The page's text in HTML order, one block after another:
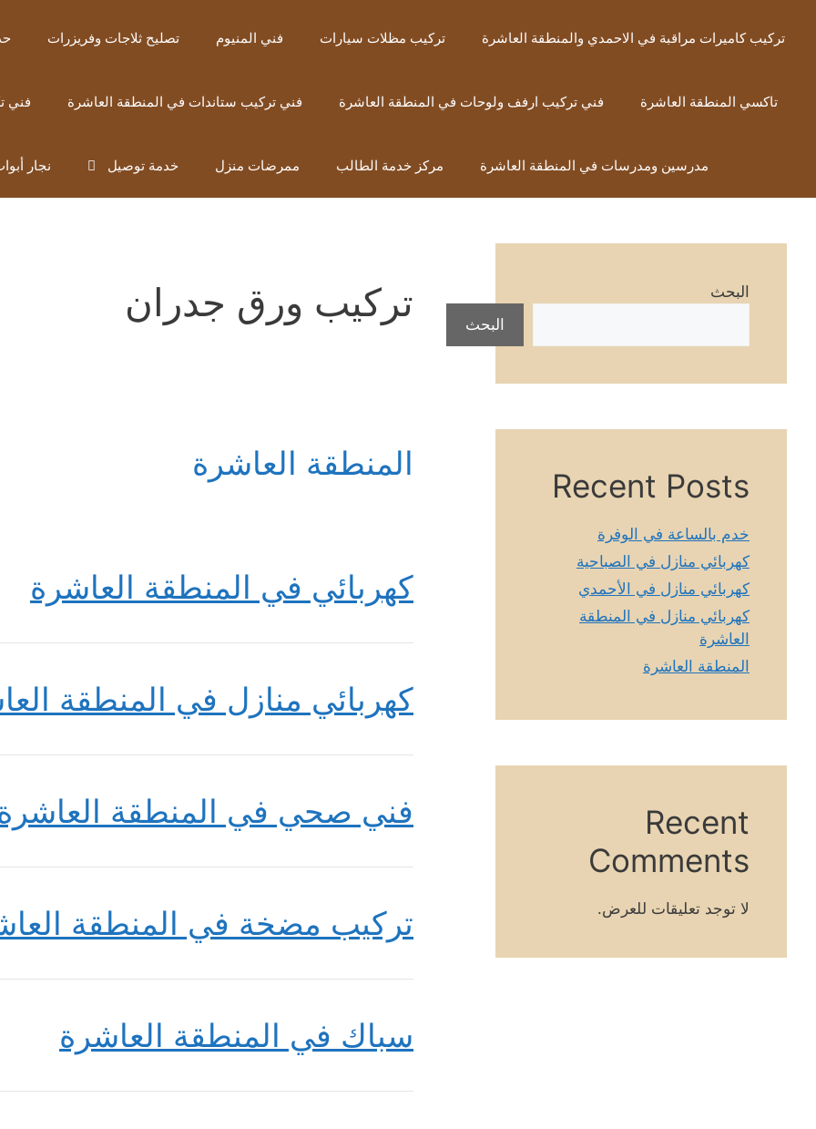
تركيب كاميرات مراقبة في الاحمدي والمنطقة العاشرة تركيب مظلات سيارات فني المنيوم تصليح ثلاجات وفريزرات
تاكسي المنطقة العاشرة فني تركيب ارفف ولوحات في المنطقة العاشرة فني تركيب ستاندات في المنطقة العاشرة فني
مدرسين ومدرسات في المنطقة العاشرة مركز خدمة الطالب ممرضات منزل خدمة توصيل نجار
تركيب ورق جدران
المنطقة العاشرة
كهربائي في المنطقة العاشرة
كهربائي منازل في المنطقة
فني صحي في المنطقة
تركيب مضخة في المنطقة
سباك في المنطقة العاشرة
البحث
البحث
Recent Posts
خدم بالساعة في الوفرة
كهربائي منازل في الصباحية
كهربائي منازل في الأحمدي
كهربائي منازل في المنطقة
العاشرة
المنطقة العاشرة
Recent
Comments
لا توجد تعليقات للعرض.